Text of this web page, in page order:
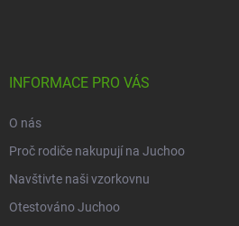
INFORMACE PRO VÁS
O nás
Proč rodiče nakupují na Juchoo
Navštivte naši vzorkovnu
Otestováno Juchoo